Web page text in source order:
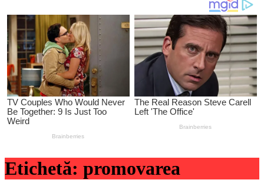
Etichetă: promovarea